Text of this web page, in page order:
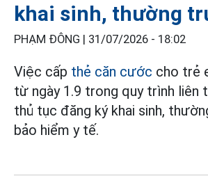
khai sinh, thường
PHẠM ĐÔNG | 31/07/2026 - 18:02
Việc cấp thẻ căn cước cho trẻ
từ ngày 1.9 trong quy trình liên
thủ tục đăng ký khai sinh,
bảo hiểm y tế.